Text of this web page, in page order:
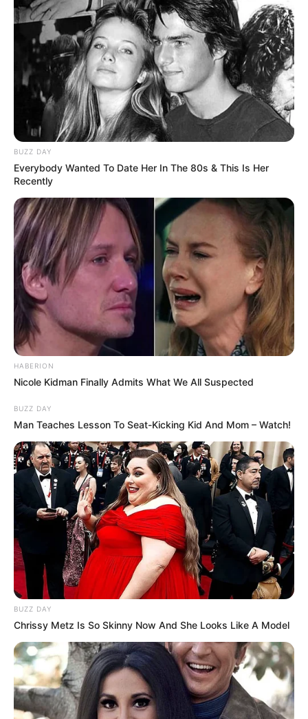
BUZZ DAY
Everybody Wanted To Date Her In The 80s & This Is Her
Recently
HABERION
Nicole Kidman Finally Admits What We All Suspected
BUZZ DAY
Man Teaches Lesson To Seat-Kicking Kid And Mom – Watch!
BUZZ DAY
Chrissy Metz Is So Skinny Now And She Looks Like A Model